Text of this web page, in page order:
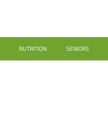
NUTRITION SENIORS